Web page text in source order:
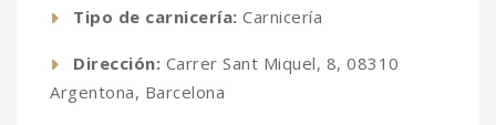
Tipo de carnicería: Carnicería
Dirección: Carrer Sant Miquel, 8, 08310
Argentona, Barcelona